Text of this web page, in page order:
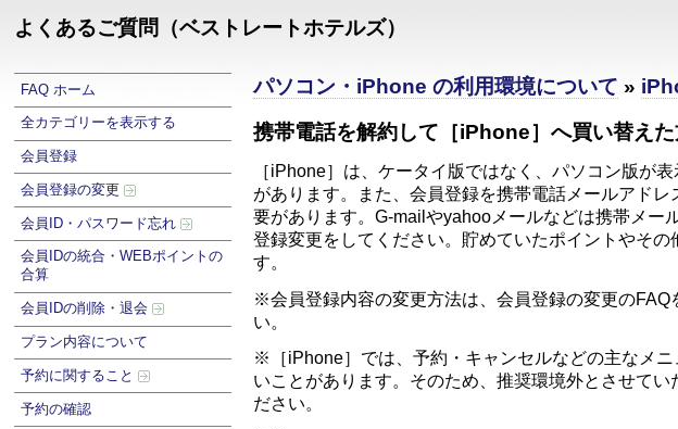
よくあるご質問（ベストレートホテルズ）
FAQ ホーム
全カテゴリーを表示する
会員登録
会員登録の変更
会員ID・パスワード忘れ
会員IDの統合・WEBポイントの
合算
会員IDの削除・退会
プラン内容について
予約に関すること
予約の確認
パソコン・iPhone の利用環境について »
携帯電話を解約して［iPhone］へ買い替え
［iPhone］は、ケータイ版ではなく、パソコン版が
があります。また、会員登録を携帯電話メールアド
要があります。G-mailやyahooメールなどは携帯メー
登録変更をしてください。貯めていたポイントやそ
す
※会員登録内容の変更方法は、会員登録の変更のFAQ
※［iPhone］では、予約・キャンセルなどの主なメ
いことがあります。そのため、推奨環境外とさせて
ださい。